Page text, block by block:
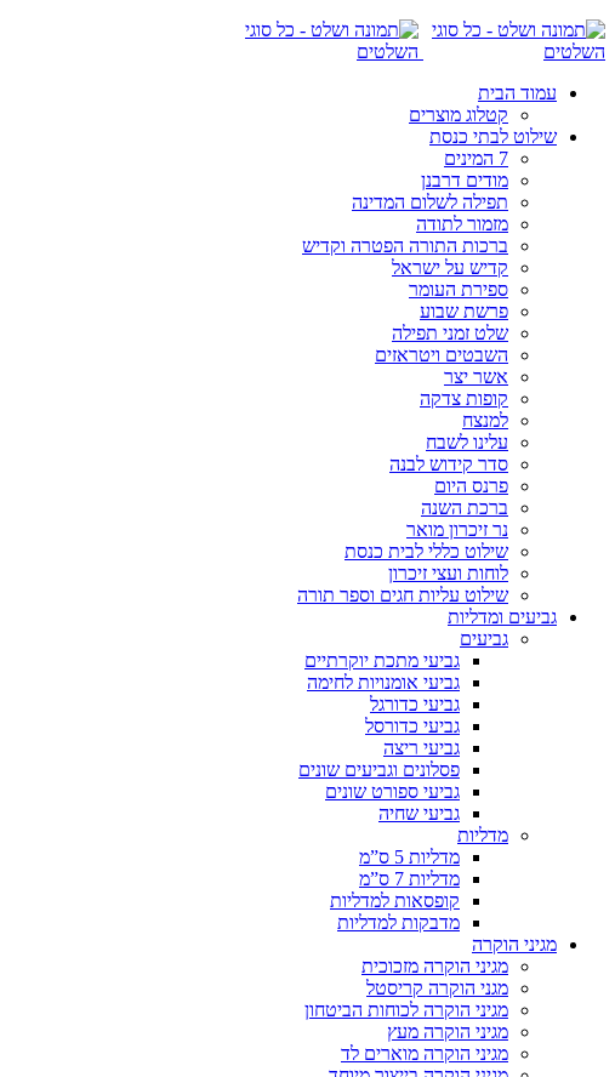
עמוד הבית
קטלוג מוצרים
שילוט לבתי כנסת
7 המינים
מודים דרבנן
תפילה לשלום המדינה
מזמור לתודה
ברכות התורה הפטרה וקדיש
קדיש על ישראל
ספירת העומר
פרשת שבוע
שלט זמני תפילה
השבטים ויטראזים
אשר יצר
קופות צדקה
למנצח
עלינו לשבח
סדר קידוש לבנה
פרנס היום
ברכת השנה
נר זיכרון מואר
שילוט כללי לבית כנסת
לוחות ועצי זיכרון
שילוט עליות חגים וספר תורה
גביעים ומדליות
גביעים
גביעי מתכת יוקרתיים
גביעי אומנויות לחימה
גביעי כדורגל
גביעי כדורסל
גביעי ריצה
פסלונים וגביעים שונים
גביעי ספורט שונים
גביעי שחיה
מדליות
מדליות 5 ס”מ
מדליות 7 ס”מ
קופסאות למדליות
מדבקות למדליות
מגיני הוקרה
מגיני הוקרה מזכוכית
מגני הוקרה קריסטל
מגיני הוקרה לכוחות הביטחון
מגיני הוקרה מעץ
מגיני הוקרה מוארים לד